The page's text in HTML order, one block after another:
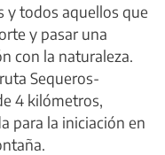
y todos aquellos que
y pasar una
con la naturaleza.
Sequeros-
4 kilómetros,
para la iniciación en